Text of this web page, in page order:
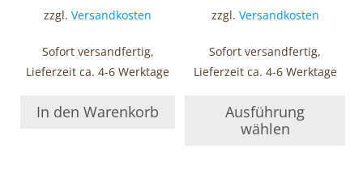
zzgl.Versandkosten
Sofort versandfertig,
Lieferzeit ca. 4-6 Werktage
In den Warenkorb
zzgl. Versandkosten
Sofort versandfertig,
Lieferzeit ca. 4-6 Werktage
Ausführung
wählen